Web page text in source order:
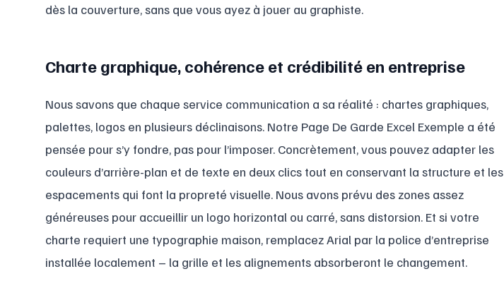
dès la couverture, sans que vous ayez à jouer au graphiste.
Charte graphique, cohérence et crédibilité en entreprise
Nous savons que chaque service communication a sa réalité : chartes graphiques,
palettes, logos en plusieurs déclinaisons. Notre Page De Garde Excel Exemple a été
pensée pour s’y fondre, pas pour l’imposer. Concrètement, vous pouvez adapter les
couleurs d’arrière-plan et de texte en deux clics tout en conservant la structure et les
espacements qui font la propreté visuelle. Nous avons prévu des zones assez
généreuses pour accueillir un logo horizontal ou carré, sans distorsion. Et si votre
charte requiert une typographie maison, remplacez Arial par la police d’entreprise
installée localement – la grille et les alignements absorberont le changement.